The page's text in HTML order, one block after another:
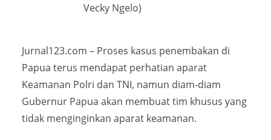
Vecky Ngelo)
Jurnal123.com – Proses kasus penembakan di
Papua terus mendapat perhatian aparat
Keamanan Polri dan TNI, namun diam-diam
Gubernur Papua akan membuat tim khusus yang
tidak menginginkan aparat keamanan.